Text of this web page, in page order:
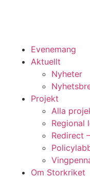
Evenemang
Aktuellt
Nyheter
Projekt
Alla
Regional
Redirect
Om Storkriket